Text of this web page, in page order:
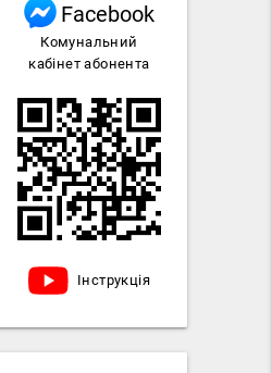
Facebook
Комунальний
кабінет абонента
Інструкція